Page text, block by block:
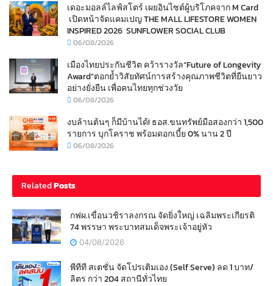
เดอะมอลล์ไลฟ์สโตร์ เผยอินไซต์ผู้บริโภคจาก M Card
เปิดหน้าจัดแคมเปญ THE MALL LIFESTORE WOMEN
INSPIRED 2026 SUNFLOWER SOCIAL CLUB
06/08/2026
เมืองไทยประกันชีวิต คว้ารางวัล“Future of Longevity
Award”ตอกย้ำวิสัยทัศน์การสร้างคุณภาพชีวิตที่ยืนยาว
อย่างยั่งยืน เพื่อคนไทยทุกช่วงวัย
06/08/2026
งบล้านต้นๆ ก็มีบ้านได้! ธอส.ขนทรัพย์มือสองกว่า 1,500
รายการ บุกโคราช พร้อมดอกเบี้ย 0% นาน 2 ปี
06/08/2026
RelatedPosts
กฟผ.เขื่อนวชิราลงกรณ จัดยิ่งใหญ่ เฉลิมพระเกียรติ
74 พรรษา พระบาทสมเด็จพระเจ้าอยู่หัว
04/08/2026
พีทีที สเตชั่น จัดโปรเติมเอง (Self Serve) ลด 1 บาท/
ลิตร กว่า 204 สถานีทั่วไทย